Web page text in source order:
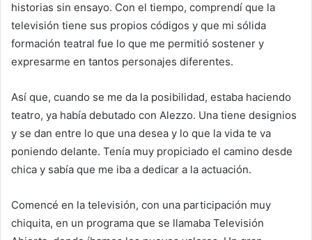
historias sin ensayo. Con el tiempo, comprendí que la
televisión tiene sus propios códigos y que mi sólida
formación teatral fue lo que me permitió sostener y
expresarme en tantos personajes diferentes.
Así que, cuando se me da la posibilidad, estaba haciendo
teatro, ya había debutado con Alezzo. Una tiene designios
y se dan entre lo que una desea y lo que la vida te va
poniendo delante. Tenía muy propiciado el camino desde
chica y sabía que me iba a dedicar a la actuación.
Comencé en la televisión, con una participación muy
chiquita, en un programa que se llamaba Televisión